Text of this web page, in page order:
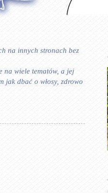
na innych stronach bez
na wiele tematów, a jej
jak dbać o włosy, zdrowo